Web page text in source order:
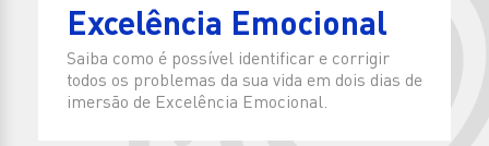
Excelência Emocional
Saiba como é possível identificar e corrigir
todos os problemas da sua vida em dois dias de
imersão de Excelência Emocional.